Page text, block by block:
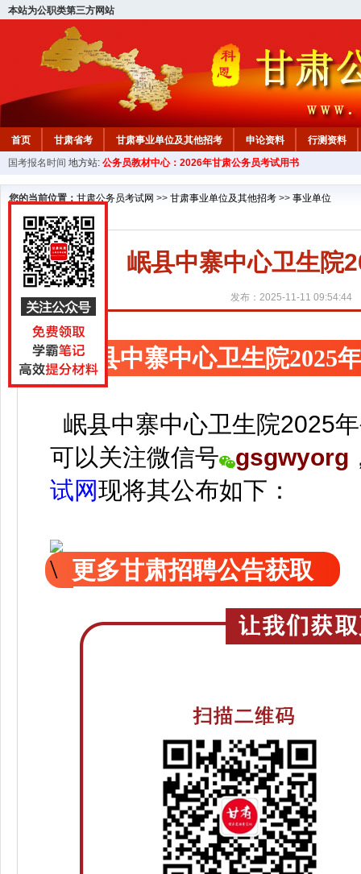
本站为公职类第三方网站
首页 甘肃省考 甘肃事业单位及其他招考 申论资料
行测资料
国考报名时间 地方站: 公务员教材中心：2026年甘肃公务员考试用书
您的当前位置： 甘肃公务员考试网 >> 甘肃事业单位及其他招考 >> 事业单位
岷县中寨中心卫生院
发布：2025-11-11 09:54:44
岷县中寨中心卫生院2025
岷县中寨中心卫生院2025
可以关注微信号 gsgwyorg
试网现将其公布如下：
更多甘肃招聘公告获取